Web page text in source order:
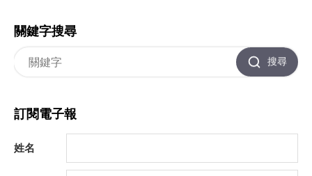
關鍵字搜尋
搜尋
訂閱電子報
姓名